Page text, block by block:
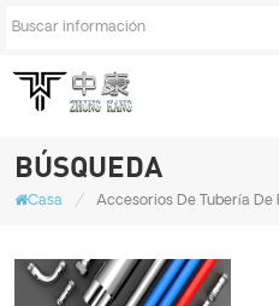
BÚSQUEDA
Casa /